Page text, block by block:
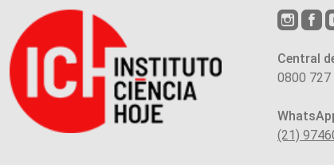
Central
0800 727
(21)